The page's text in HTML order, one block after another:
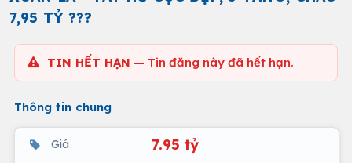
7,95 TỶ ???
TIN HẾT HẠN — Tin đăng này đã hết hạn.
Thông tin chung
Giá 7.95 tỷ